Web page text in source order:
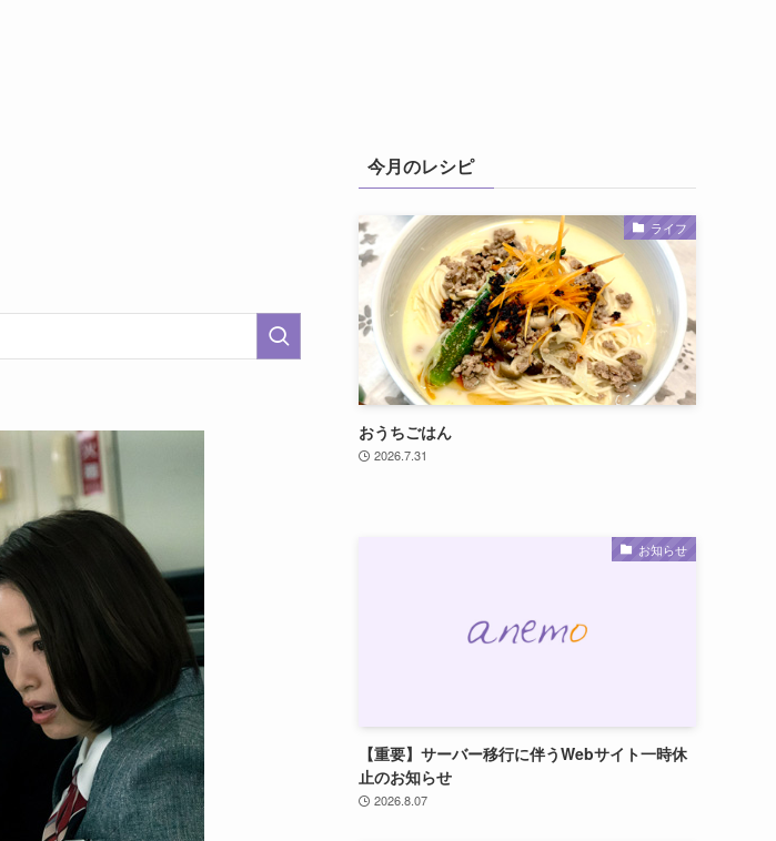
今月のレシピ
ライフ
おうちごはん
2026.7.31
お知らせ
【重要】サーバー移行に伴うWebサイト一時休
止のお知らせ
2026.8.07